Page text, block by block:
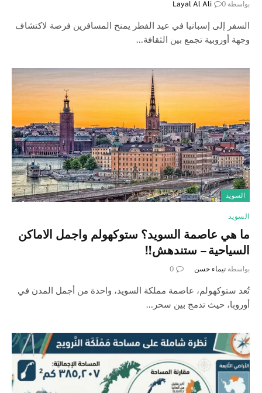
بواسطة Layal Al Ali 0
السفر إلى إسبانيا في عيد الفطر يمنح المسافرين فرصة لاكتشاف
وجهة أوروبية تجمع بين الثقافة…
السويد
السويد
ما هي عاصمة السويد؟ ستوكهولم واجمل الاماكن
السياحية – ستندهش!!
بواسطة تيماء حسن 0
تُعد ستوكهولم، عاصمة مملكة السويد، واحدة من أجمل المدن في
أوروبا، حيث تدمج بين سحر…